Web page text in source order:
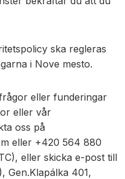
ska regleras
i Nove mesto.
eller funderingar
eller vår
oss på
eller +420 564 880
eller skicka e-post till
Gen.Klapálka 401,